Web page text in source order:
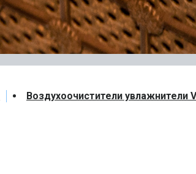
Воздухоочистители увлажнители